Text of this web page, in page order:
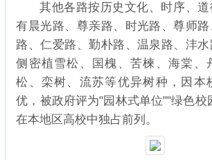
其他各路按历史文化、时序、
有晨光路、尊亲路、时光路、尊师
路、仁爱路、勤朴路、温泉路、沣
侧密植雪松、国槐、苦楝、海棠、
松、栾树、流苏等优异树种，因本
优，被政府评为"园林式单位""绿色校
在本地区高校中独占前列。